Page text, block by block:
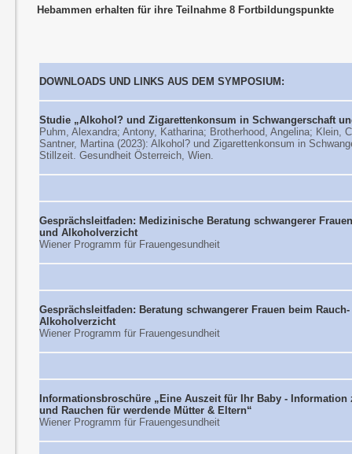
Hebammen erhalten für ihre Teilnahme 8 Fortbildungspunkte
DOWNLOADS UND LINKS AUS DEM SYMPOSIUM:
Studie „Alkohol? und Zigarettenkonsum in Schwangerschaft
Puhm, Alexandra; Antony, Katharina; Brotherhood, Angelina; Klein,
Santner, Martina (2023): Alkohol? und Zigarettenkonsum in
Stillzeit. Gesundheit Österreich, Wien.
Gesprächsleitfaden: Medizinische Beratung schwangerer
und Alkoholverzicht
Wiener Programm für Frauengesundheit
Gesprächsleitfaden: Beratung schwangerer Frauen beim
Alkoholverzicht
Wiener Programm für Frauengesundheit
Informationsbroschüre „Eine Auszeit für Ihr Baby -
und Rauchen für werdende Mütter & Eltern“
Wiener Programm für Frauengesundheit